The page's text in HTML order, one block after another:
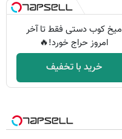
میخ کوب دستی فقط تا آخر
امروز حراج خورد!🔥
خرید با تخفیف